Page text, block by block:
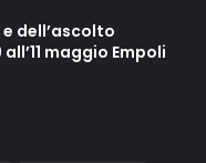
e dell’ascolto
all’11 maggio Empoli